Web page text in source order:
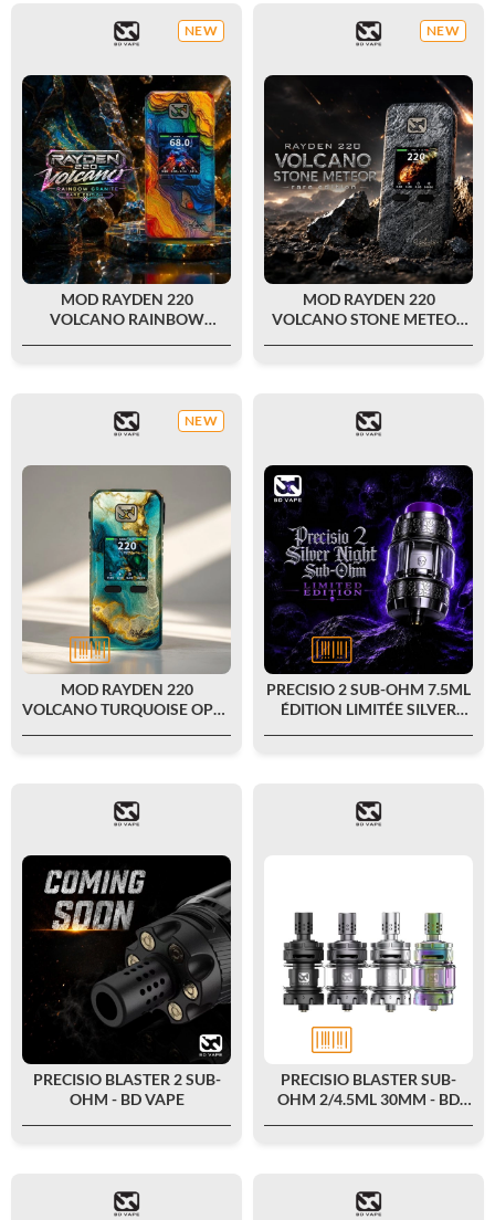
NEW
MOD RAYDEN 220
VOLCANO RAINBOW
NEW
MOD RAYDEN 220
VOLCANO STONE METEOR
NEW
MOD RAYDEN 220
VOLCANO TURQUOISE OPAL
PRECISIO 2 SUB-OHM 7.5ML
ÉDITION LIMITÉE SILVER
PRECISIO BLASTER 2 SUB-
OHM - BD VAPE
PRECISIO BLASTER SUB-
OHM 2/4.5ML 30MM - BD